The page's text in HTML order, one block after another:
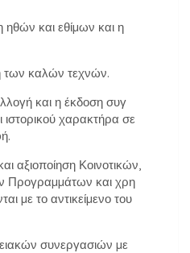
ηθών και εθίµων και η
των καλών τεχνών.
και η έκδοση συγ
ιστορικού χαρακτήρα σε
αξιοποίηση Κοινοτικών,
Προγραµµάτων και χρη
µε το αντικείµενο του
συνεργασιών µε